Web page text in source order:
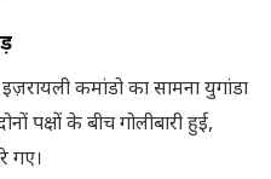
कमांडो का सामना युगांडा
पक्षों के बीच गोलीबारी हुई,
गए।